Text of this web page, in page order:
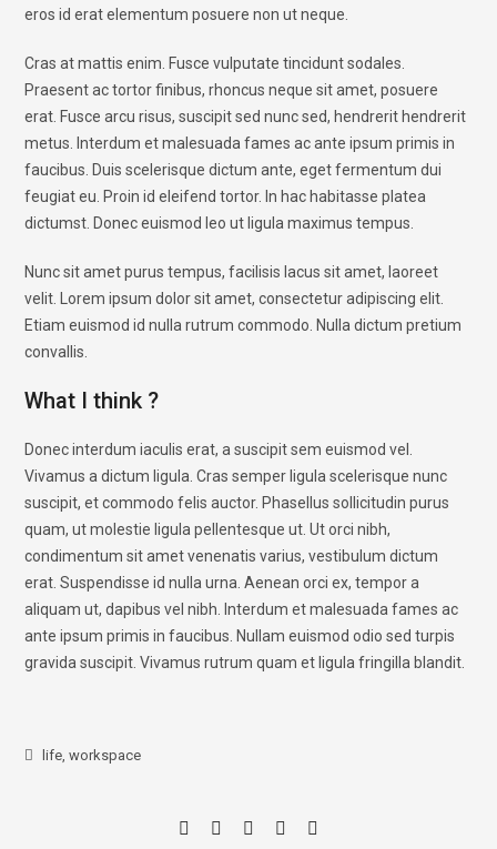
eros id erat elementum posuere non ut neque.
Cras at mattis enim. Fusce vulputate tincidunt sodales.
Praesent ac tortor finibus, rhoncus neque sit amet, posuere
erat. Fusce arcu risus, suscipit sed nunc sed, hendrerit hendrerit
metus. Interdum et malesuada fames ac ante ipsum primis in
faucibus. Duis scelerisque dictum ante, eget fermentum dui
feugiat eu. Proin id eleifend tortor. In hac habitasse platea
dictumst. Donec euismod leo ut ligula maximus tempus.
Nunc sit amet purus tempus, facilisis lacus sit amet, laoreet
velit. Lorem ipsum dolor sit amet, consectetur adipiscing elit.
Etiam euismod id nulla rutrum commodo. Nulla dictum pretium
convallis.
What I think ?
Donec interdum iaculis erat, a suscipit sem euismod vel.
Vivamus a dictum ligula. Cras semper ligula scelerisque nunc
suscipit, et commodo felis auctor. Phasellus sollicitudin purus
quam, ut molestie ligula pellentesque ut. Ut orci nibh,
condimentum sit amet venenatis varius, vestibulum dictum
erat. Suspendisse id nulla urna. Aenean orci ex, tempor a
aliquam ut, dapibus vel nibh. Interdum et malesuada fames ac
ante ipsum primis in faucibus. Nullam euismod odio sed turpis
gravida suscipit. Vivamus rutrum quam et ligula fringilla blandit.
life ,workspace